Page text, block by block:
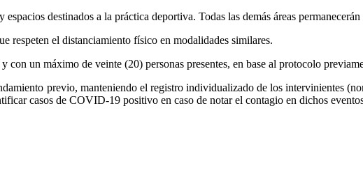
destinados a la práctica deportiva. Todas las demás áreas
respeten el distanciamiento físico en modalidades similares.
un máximo de veinte (20) personas presentes, en base al protocolo
previo, manteniendo el registro individualizado de los intervinientes
casos de COVID-19 positivo en caso de notar el contagio en dichos